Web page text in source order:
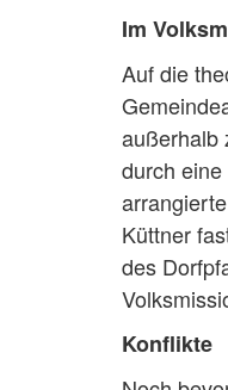
Im
Auf die
außerhalb
durch
Küttner
des
Konflikte